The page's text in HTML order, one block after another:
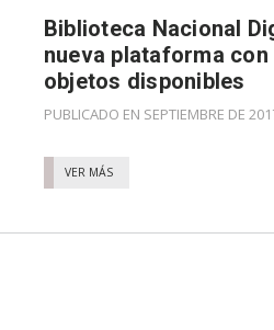
Biblioteca Nacional
nueva plataforma con
objetos disponibles
PUBLICADO EN SEPTIEMBRE DE
VER MÁS